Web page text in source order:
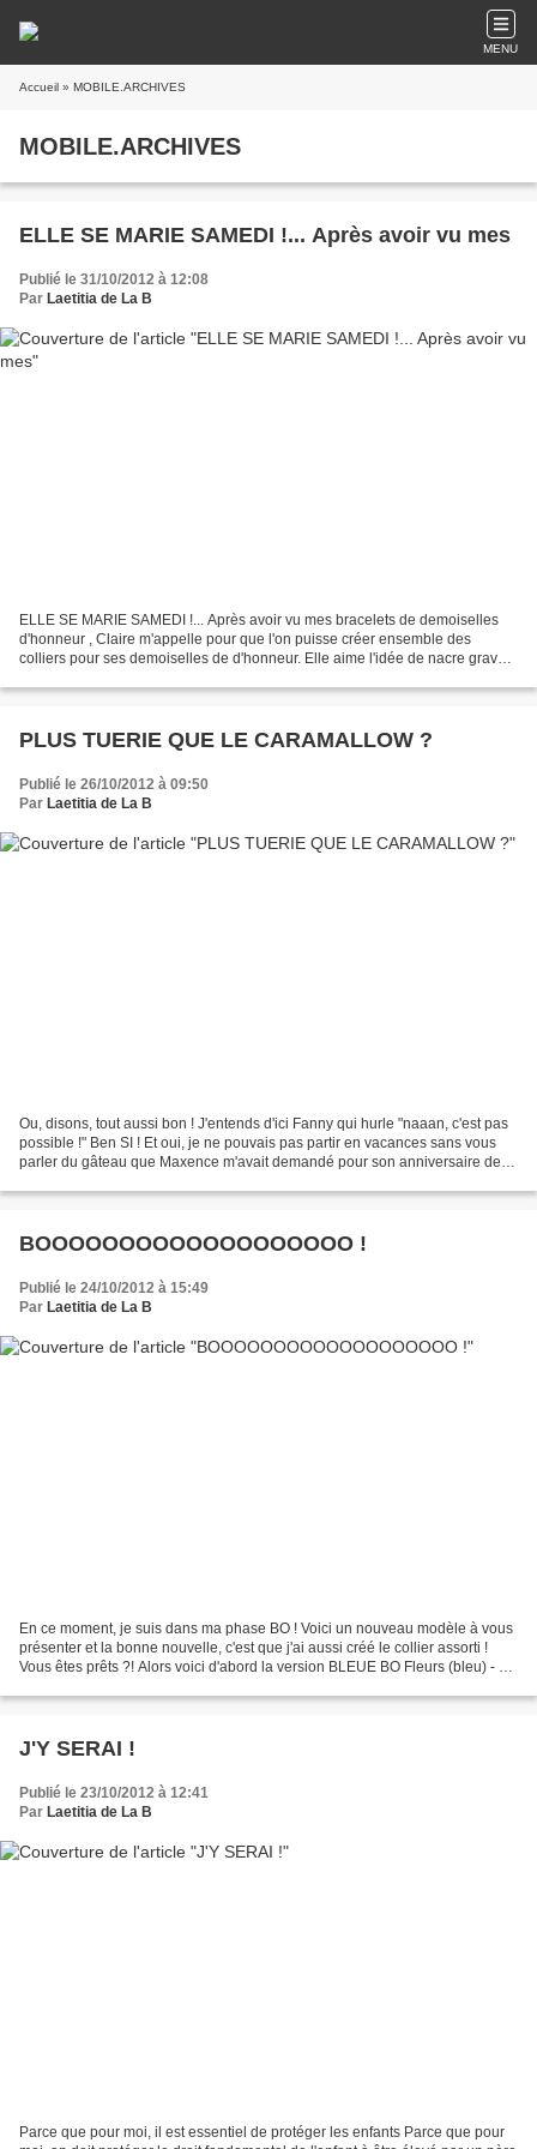
MENU
Accueil » MOBILE.ARCHIVES
MOBILE.ARCHIVES
ELLE SE MARIE SAMEDI !... Après avoir vu mes
Publié le 31/10/2012 à 12:08
Par Laetitia de La B
ELLE SE MARIE SAMEDI !... Après avoir vu mes bracelets de demoiselles
d'honneur , Claire m'appelle pour que l'on puisse créer ensemble des
colliers pour ses demoiselles de d'honneur. Elle aime l'idée de nacre gravée
PLUS TUERIE QUE LE CARAMALLOW ?
Publié le 26/10/2012 à 09:50
Par Laetitia de La B
Ou, disons, tout aussi bon ! J'entends d'ici Fanny qui hurle "naaan, c'est pas
possible !" Ben SI ! Et oui, je ne pouvais pas partir en vacances sans vous
parler du gâteau que Maxence m'avait demandé pour son anniversaire de
BOOOOOOOOOOOOOOOOOOO !
Publié le 24/10/2012 à 15:49
Par Laetitia de La B
En ce moment, je suis dans ma phase BO ! Voici un nouveau modèle à vous
présenter et la bonne nouvelle, c'est que j'ai aussi créé le collier assorti !
Vous êtes prêts ?! Alors voici d'abord la version BLEUE BO Fleurs (bleu) - 16
J'Y SERAI !
Publié le 23/10/2012 à 12:41
Par Laetitia de La B
Parce que pour moi, il est essentiel de protéger les enfants Parce que pour